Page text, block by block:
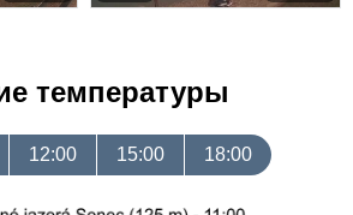
температуры
12:00 15:00 18:00